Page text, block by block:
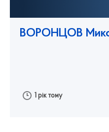
ВОРОНЦОВ
1 рік тому